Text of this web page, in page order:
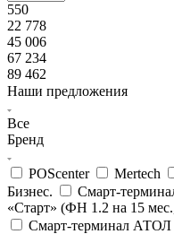
550
22 778
45 006
67 234
89 462
Наши предложения
Все
Бренд
POScenter Mertech
Бизнес.
Смарт-
«Старт» (ФН 1.2 на 15
Смарт-терминал АТОЛ